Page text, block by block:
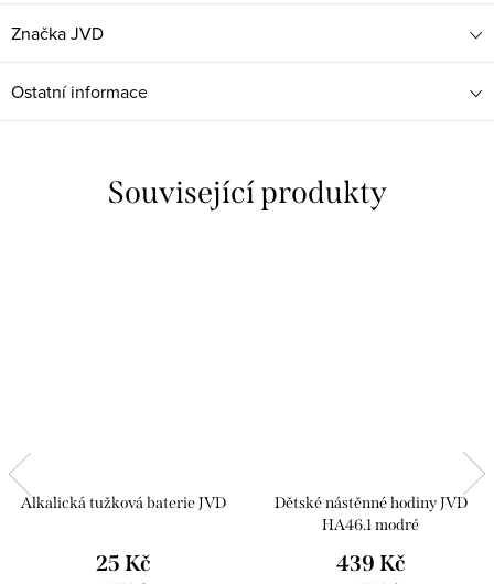
ZnačkaJVD
Ostatní informace
Související produkty
Alkalická tužková baterie JVD
25 Kč
Dětské nástěnné hodiny JVD
HA46.1 modré
439 Kč